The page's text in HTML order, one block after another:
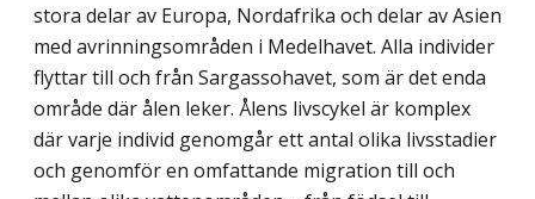
stora delar av Europa, Nordafrika och delar av Asien
med avrinnings­områden i Medelhavet. Alla individer
flyttar till och från Sargassohavet, som är det enda
område där ålen leker. Ålens livscykel är komplex
där varje individ genomgår ett antal olika livsstadier
och genomför en omfattande migration till och